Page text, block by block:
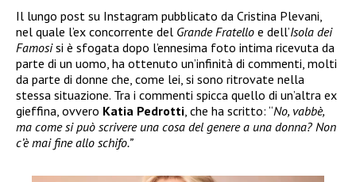
Il lungo post su Instagram pubblicato da Cristina Plevani,
nel quale l’ex concorrente del Grande Fratello e dell’Isola dei
Famosisi è sfogata dopo l’ennesima foto intima ricevuta da
parte di un uomo, ha ottenuto un’infinità di commenti, molti
da parte di donne che, come lei, si sono ritrovate nella
stessa situazione. Tra i commenti spicca quello di un’altra ex
gieffina, ovvero Katia Pedrotti, che ha scritto: “No, vabbè,
ma come si può scrivere una cosa del genere a una donna? Non
c’è mai fine allo schifo.”